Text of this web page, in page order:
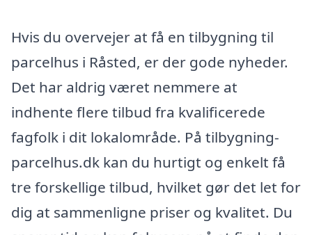
Hvis du overvejer at få en tilbygning til
parcelhus i Råsted, er der gode nyheder.
Det har aldrig været nemmere at
indhente flere tilbud fra kvalificerede
fagfolk i dit lokalområde. På tilbygning-
parcelhus.dk kan du hurtigt og enkelt få
tre forskellige tilbud, hvilket gør det let for
dig at sammenligne priser og kvalitet. Du